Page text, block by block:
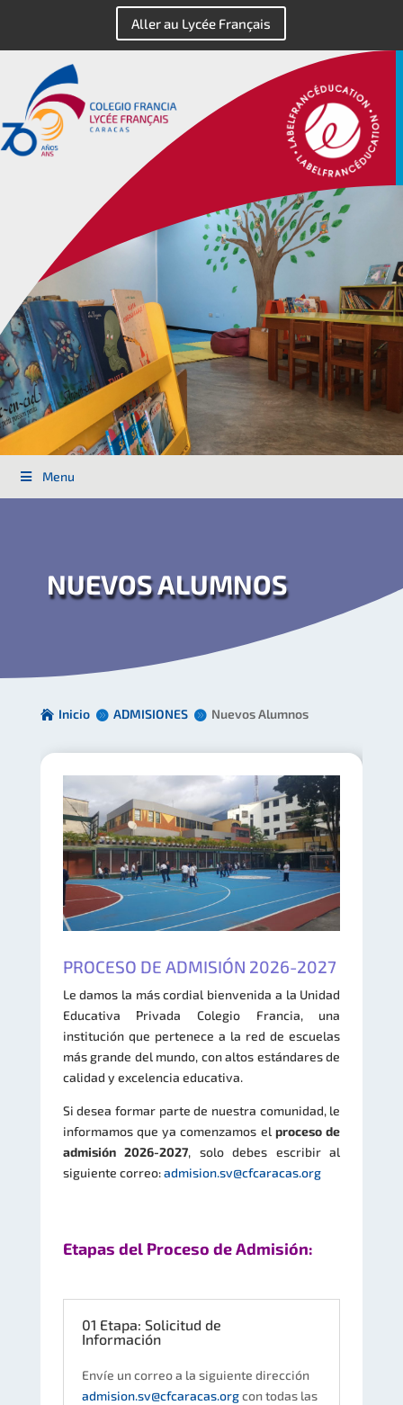
Aller au Lycée Français
Menu
NUEVOS ALUMNOS
Inicio ADMISIONES Nuevos Alumnos
PROCESO DE ADMISIÓN 2026-2027
Le damos la más cordial bienvenida a la Unidad
Educativa Privada Colegio Francia, una
institución que pertenece a la red de escuelas
más grande del mundo, con altos estándares de
calidad y excelencia educativa.
Si desea formar parte de nuestra comunidad, le
informamos que ya comenzamos el proceso de
admisión 2026-2027, solo debes escribir al
siguiente correo:admision.sv@cfcaracas.org
Etapas del Proceso de Admisión:
01 Etapa: Solicitud de
Información
Envíe un correo a la siguiente dirección
admision.sv@cfcaracas.orgcon todas las